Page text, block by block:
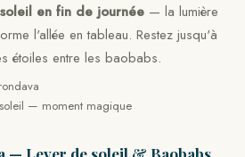
en fin de journée — la lumière
l'allée en tableau. Restez jusqu'à
étoiles entre les baobabs.
— moment magique